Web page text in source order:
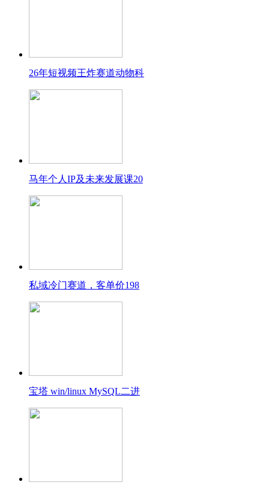
26年短视频王炸赛道动物科
马年个人IP及未来发展课20
私域冷门赛道，客单价198
宝塔 win/linux MySQL二进